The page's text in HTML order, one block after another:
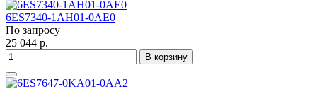
6ES7340-1AH01-0AE0
По запросу
25 044 р.
В корзину